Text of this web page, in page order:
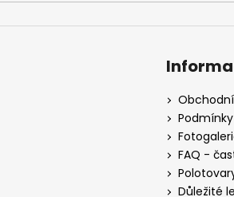
FAQ -
Důležité